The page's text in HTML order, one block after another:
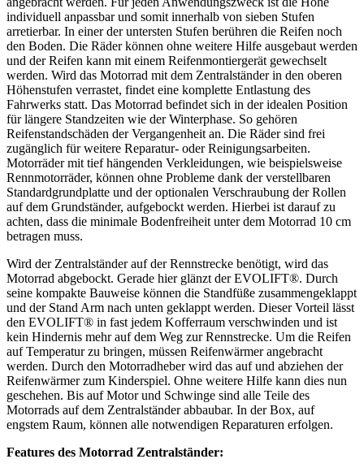
individuell anpassbar und somit innerhalb von sieben Stufen
arretierbar. In einer der untersten Stufen berühren die Reifen noch
den Boden. Die Räder können ohne weitere Hilfe ausgebaut werden
und der Reifen kann mit einem Reifenmontiergerät gewechselt
werden. Wird das Motorrad mit dem Zentralständer in den oberen
Höhenstufen verrastet, findet eine komplette Entlastung des
Fahrwerks statt. Das Motorrad befindet sich in der idealen Position
für längere Standzeiten wie der Winterphase. So gehören
Reifenstandschäden der Vergangenheit an. Die Räder sind frei
zugänglich für weitere Reparatur- oder Reinigungsarbeiten.
Motorräder mit tief hängenden Verkleidungen, wie beispielsweise
Rennmotorräder, können ohne Probleme dank der verstellbaren
Standardgrundplatte und der optionalen Verschraubung der Rollen
auf dem Grundständer, aufgebockt werden. Hierbei ist darauf zu
achten, dass die minimale Bodenfreiheit unter dem Motorrad 10 cm
betragen muss.
Wird der Zentralständer auf der Rennstrecke benötigt, wird das
Motorrad abgebockt. Gerade hier glänzt der EVOLIFT®. Durch
seine kompakte Bauweise können die Standfüße zusammengeklappt
und der Stand Arm nach unten geklappt werden. Dieser Vorteil lässt
den EVOLIFT® in fast jedem Kofferraum verschwinden und ist
kein Hindernis mehr auf dem Weg zur Rennstrecke. Um die Reifen
auf Temperatur zu bringen, müssen Reifenwärmer angebracht
werden. Durch den Motorradheber wird das auf und abziehen der
Reifenwärmer zum Kinderspiel. Ohne weitere Hilfe kann dies nun
geschehen. Bis auf Motor und Schwinge sind alle Teile des
Motorrads auf dem Zentralständer abbaubar. In der Box, auf
engstem Raum, können alle notwendigen Reparaturen erfolgen.
Features des Motorrad Zentralständer: